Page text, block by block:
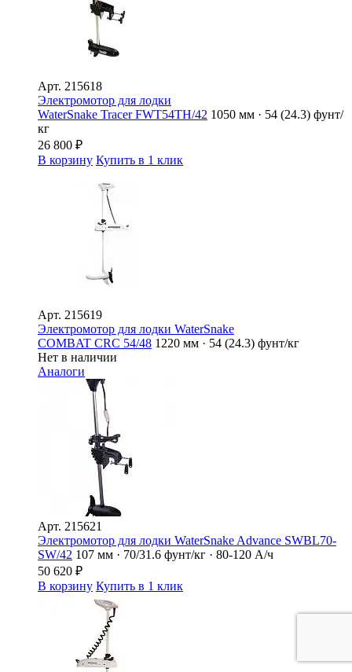
Арт. 215618
Электромотор для лодки
WaterSnake Tracer FWT54TH/42 1050 мм · 54 (24.3) фунт/
кг
26 800 ₽
В корзину Купить в 1 клик
Арт. 215619
Электромотор для лодки WaterSnake
COMBAT CRC 54/48 1220 мм · 54 (24.3) фунт/кг
Нет в наличии
Аналоги
Арт. 215621
Электромотор для лодки WaterSnake Advance SWBL70-
SW/42 107 мм · 70/31.6 фунт/кг · 80-120 А/ч
50 620 ₽
В корзину Купить в 1 клик